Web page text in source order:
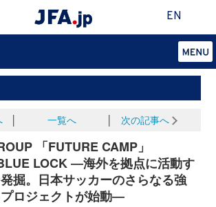
EN
一覧へ 次の記事へ
「FUTURE CAMP」
LOCK ―海外を拠点に活動す
掘。日本サッカーのさらなる強
ロジェクトが始動―